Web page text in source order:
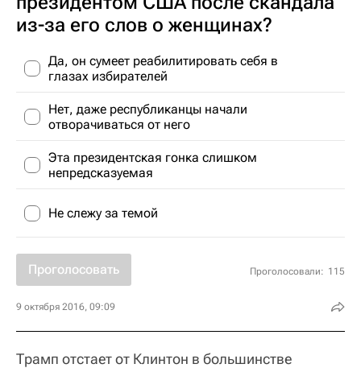
из-за его слов о женщинах?
Да, он сумеет реабилитировать себя в
глазах избирателей
Нет, даже республиканцы начали
отворачиваться от него
Эта президентская гонка слишком
непредсказуемая
Не слежу за темой
Проголосовать Проголосовали: 115
9 октября 2016, 09:09
Трамп отстает от Клинтон в большинстве